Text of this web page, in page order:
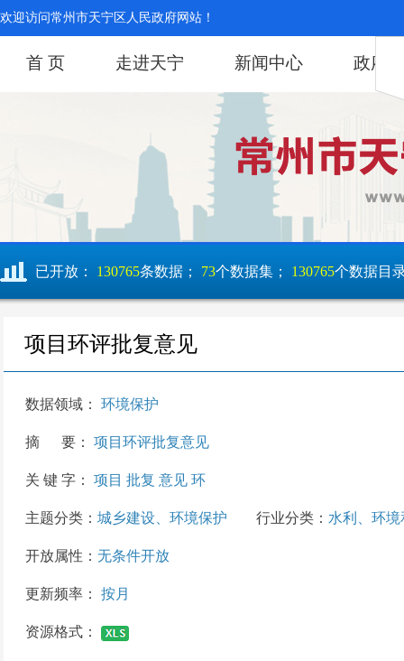
欢迎访问常州市天宁区人民政府网站！
首 页 走进天宁 新闻中心 政府
已开放： 130765条数据； 73个数据集； 130765个数据目
项目环评批复意见
数据领域： 环境保护
摘 要： 项目环评批复意见
关 键 字： 项目 批复 意见 环
主题分类： 城乡建设、环境保护 行业分类： 水利、环
开放属性： 无条件开放
更新频率： 按月
资源格式：